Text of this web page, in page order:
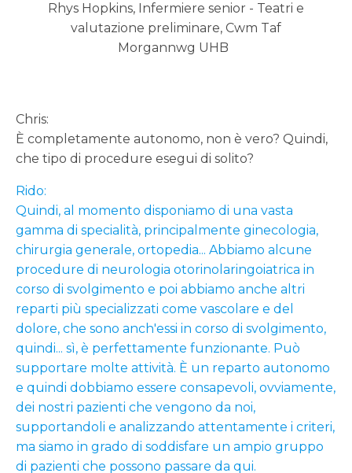
Rhys Hopkins, Infermiere senior - Teatri e
valutazione preliminare, Cwm Taf
Morgannwg UHB
Chris:
È completamente autonomo, non è vero? Quindi,
che tipo di procedure esegui di solito?
Rido:
Quindi, al momento disponiamo di una vasta
gamma di specialità, principalmente ginecologia,
chirurgia generale, ortopedia... Abbiamo alcune
procedure di neurologia otorinolaringoiatrica in
corso di svolgimento e poi abbiamo anche altri
reparti più specializzati come vascolare e del
dolore, che sono anch'essi in corso di svolgimento,
quindi... sì, è perfettamente funzionante. Può
supportare molte attività. È un reparto autonomo
e quindi dobbiamo essere consapevoli, ovviamente,
dei nostri pazienti che vengono da noi,
supportandoli e analizzando attentamente i criteri,
ma siamo in grado di soddisfare un ampio gruppo
di pazienti che possono passare da qui.